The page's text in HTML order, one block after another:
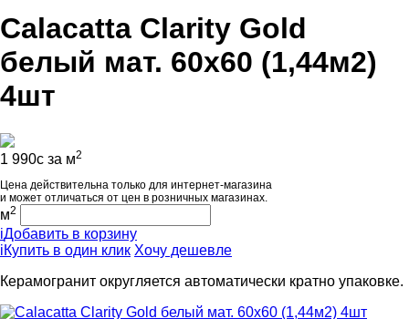
Calacatta Clarity Gold
белый мат. 60x60 (1,44м2)
4шт
1 990c за м2
Цена действительна только для интернет-магазина
и может отличаться от цен в розничных магазинах.
м2
iДобавить в корзину
iКупить в один клик Хочу дешевле
Керамогранит округляется автоматически кратно упаковке.